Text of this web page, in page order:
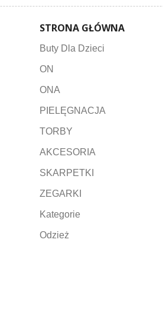
STRONA GŁÓWNA
Buty Dla Dzieci
ON
ONA
PIELĘGNACJA
TORBY
AKCESORIA
SKARPETKI
ZEGARKI
Kategorie
Odzież